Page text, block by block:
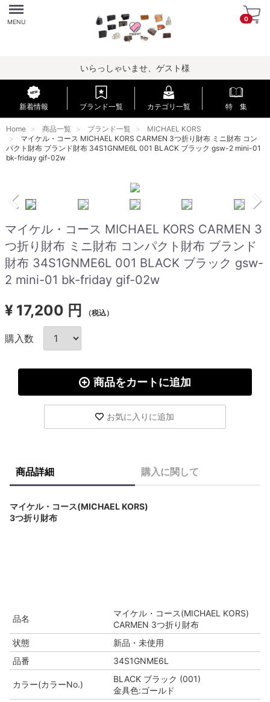
Menu
MENU 0
いらっしゃいませ、ゲスト様
新着情報 ブランド一覧 カテゴリ一覧 特 集
Home 商品一覧 ブランド一覧
MICHAEL KORS
マイケル・コース MICHAEL KORS CARMEN 3つ折り財布 ミニ財布 コン
パクト財布 ブランド財布 34S1GNME6L 001 BLACK ブラック gsw-2 mini-01
bk-friday gif-02w
マイケル・コース MICHAEL KORS CARMEN 3
つ折り財布 ミニ財布 コンパクト財布 ブランド
財布 34S1GNME6L 001 BLACK ブラック gsw-
2 mini-01 bk-friday gif-02w
¥ 17,200 円 （税込）
購入数
商品をカートに追加
お気に入りに追加
商品詳細 購入に関して
マイケル・コース(MICHAEL KORS)
3つ折り財布
品名
マイケル・コース(MICHAEL KORS)
CARMEN 3つ折り財布
状態
新品・未使用
品番
34S1GNME6L
カラー(カラーNo.)
BLACK ブラック (001)
金具色:ゴールド